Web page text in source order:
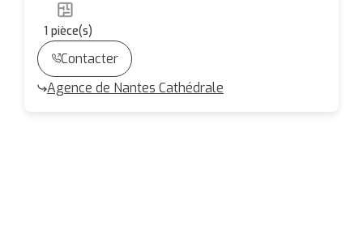
1 pièce(s)
Contacter
Agence de Nantes Cathédrale